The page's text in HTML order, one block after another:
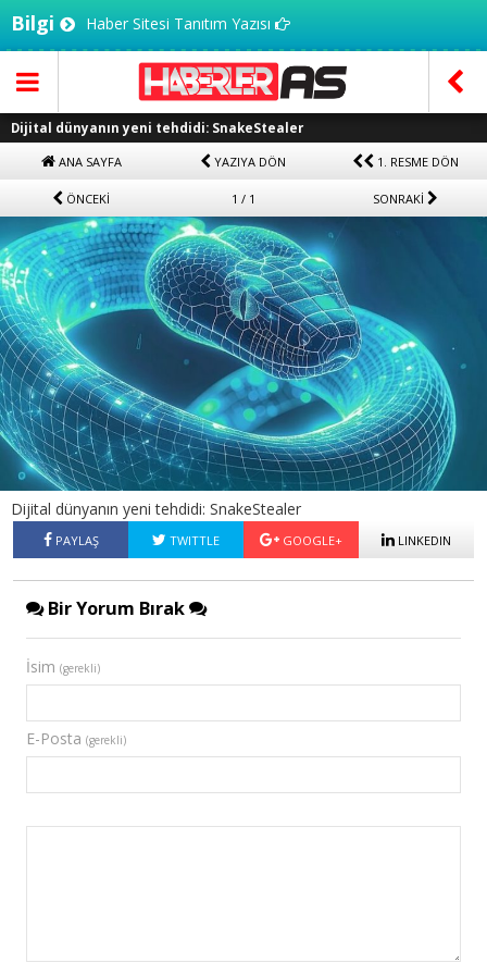
Bilgi Haber Sitesi Tanıtım Yazısı
Dijital dünyanın yeni tehdidi: SnakeStealer
ANA SAYFA YAZIYA DÖN 1. RESME DÖN
ÖNCEKİ 1 / 1 SONRAKİ
Dijital dünyanın yeni tehdidi: SnakeStealer
PAYLAŞ TWITTLE GOOGLE+ LINKEDIN
Bir Yorum Bırak
İsim (gerekli)
E-Posta (gerekli)